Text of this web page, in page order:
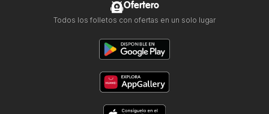
Ofertero
Todos los folletos con ofertas en un solo lugar